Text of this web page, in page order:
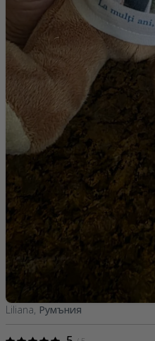
Liliana, Румъния